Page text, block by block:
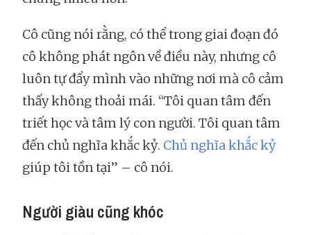
Cô cũng nói rằng, có thể trong giai đoạn đó
cô không phát ngôn về điều này, nhưng cô
luôn tự đẩy mình vào những nơi mà cô cảm
thấy không thoải mái. “Tôi quan tâm đến
triết học và tâm lý con người. Tôi quan tâm
đến chủ nghĩa khắc kỷ. Chủ nghĩa khắc kỷ
giúp tôi tồn tại” – cô nói.
Người giàu cũng khóc